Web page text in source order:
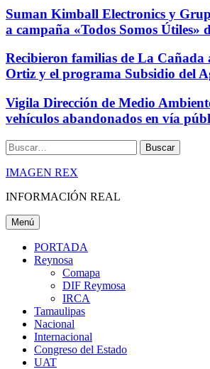
Suman Kimball Electronics y
a campaña «Todos Somos Útiles»
Recibieron familias de La Cañada
Ortiz y el programa Subsidio del
Vigila Dirección de Medio
vehículos abandonados en vía
Buscar
IMAGEN REX
INFORMACIÓN REAL
Menú
PORTADA
Reynosa
Comapa
DIF Reymosa
IRCA
Tamaulipas
Nacional
Internacional
Congreso del Estado
UAT